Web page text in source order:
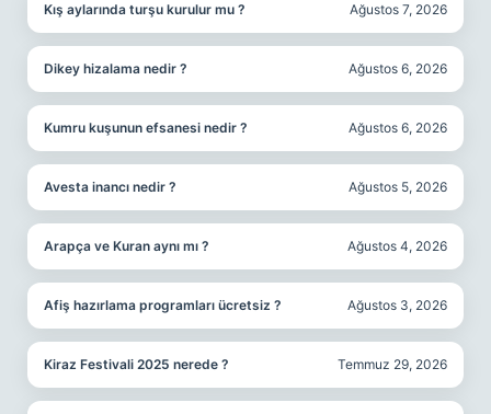
Kış aylarında turşu kurulur mu ? Ağustos 7, 2026
Dikey hizalama nedir ? Ağustos 6, 2026
Kumru kuşunun efsanesi nedir ? Ağustos 6, 2026
Avesta inancı nedir ? Ağustos 5, 2026
Arapça ve Kuran aynı mı ? Ağustos 4, 2026
Afiş hazırlama programları ücretsiz ? Ağustos 3, 2026
Kiraz Festivali 2025 nerede ? Temmuz 29, 2026